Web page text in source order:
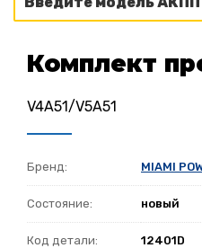
Комплект
V4A51/V5A51
Бренд: MIAMI
Состояние: новый
Код детали: 12401D